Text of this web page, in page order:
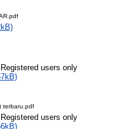
users only
terbaru.pdf
users only